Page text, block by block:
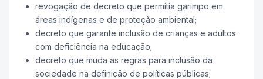
revogação de decreto que permitia garimpo em
áreas indígenas e de proteção ambiental;
decreto que garante inclusão de crianças e adultos
com deficiência na educação;
decreto que muda as regras para inclusão da
sociedade na definição de políticas públicas;